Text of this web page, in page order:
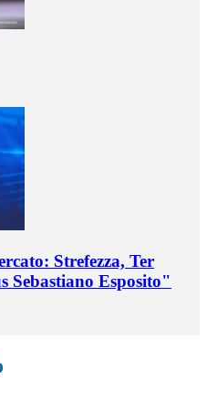
Strefezza, Ter
Sebastiano Esposito"